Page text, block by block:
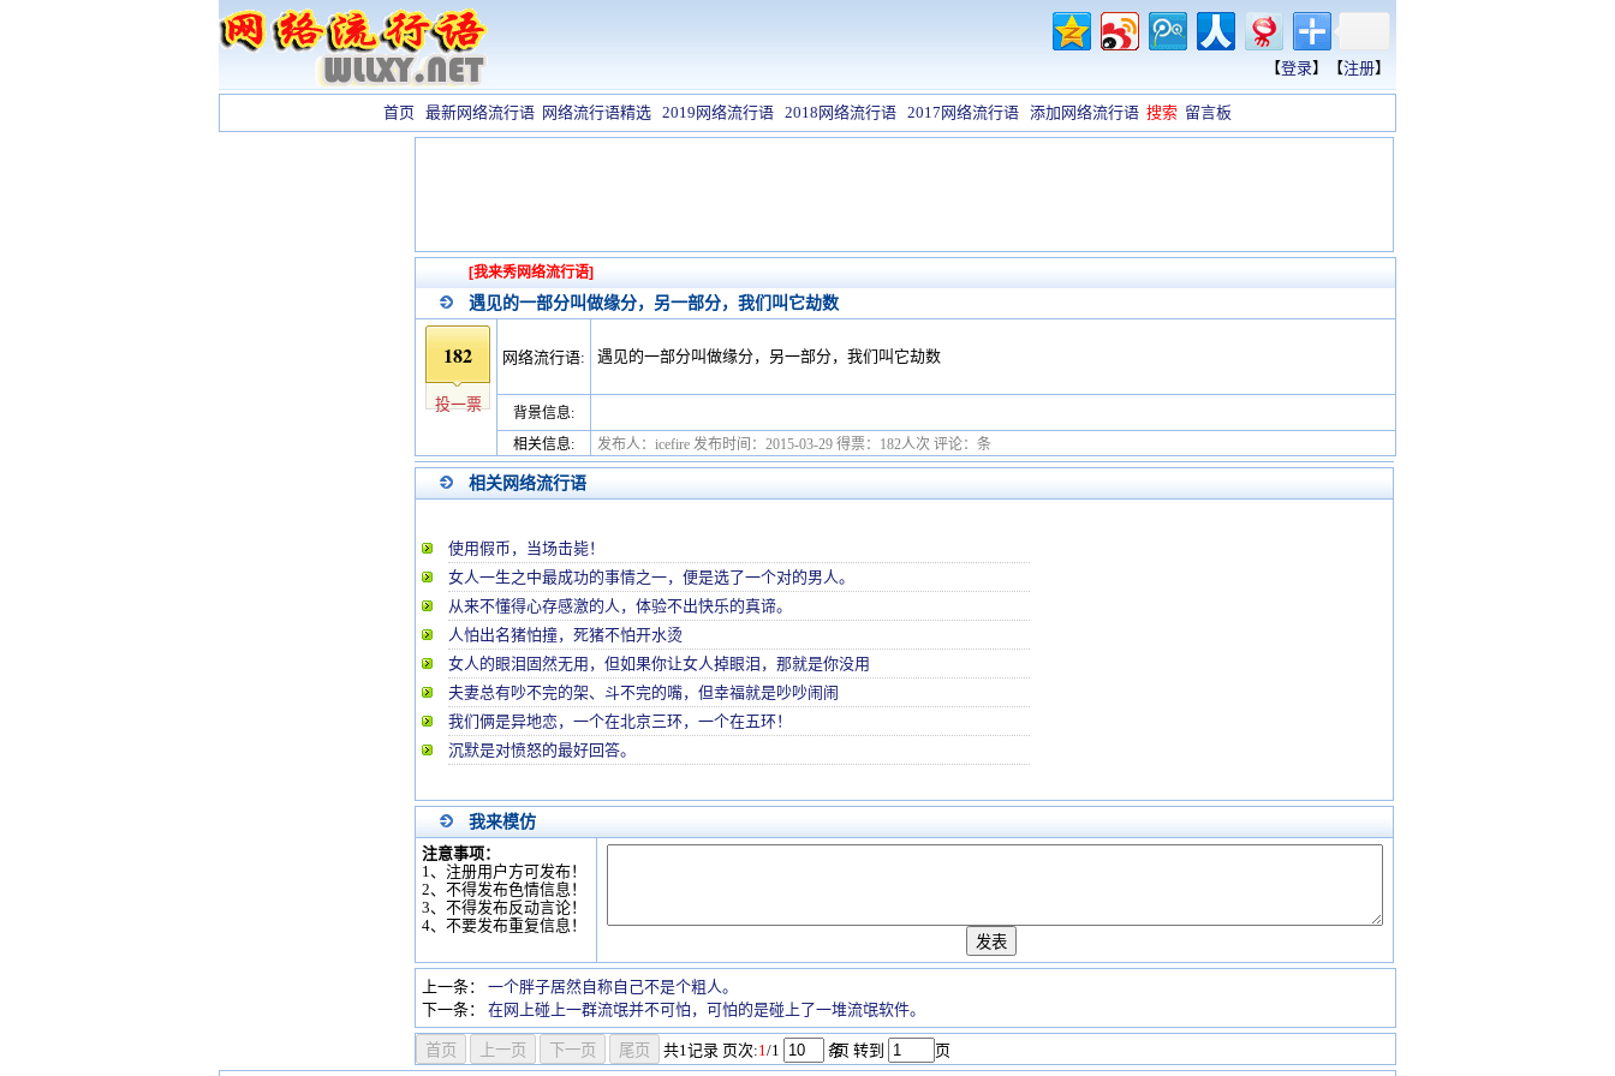
【登录】【注册】
首页 最新网络流行语 网络流行语精选 2019网络流行语 2018网络流行语 2017网络流行语 添加网络流行语 搜索 留言板
[我来秀网络流行语]
遇见的一部分叫做缘分，另一部分，我们叫它劫数
182
投一票
网络流行语: 遇见的一部分叫做缘分，另一部分，我们叫它劫数
背景信息:
相关信息:
发布人：icefire 发布时间：2015-03-29 得票：182人次 评论：条
相关网络流行语
使用假币，当场击毙！
女人一生之中最成功的事情之一，便是选了一个对的男人。
从来不懂得心存感激的人，体验不出快乐的真谛。
人怕出名猪怕撞，死猪不怕开水烫
女人的眼泪固然无用，但如果你让女人掉眼泪，那就是你没用
夫妻总有吵不完的架、斗不完的嘴，但幸福就是吵吵闹闹
我们俩是异地恋，一个在北京三环，一个在五环！
沉默是对愤怒的最好回答。
我来模仿
注意事项：
1、注册用户方可发布！
2、不得发布色情信息！
3、不得发布反动言论！
4、不要发布重复信息！
上一条：
一个胖子居然自称自己不是个粗人。
下一条：
在网上碰上一群流氓并不可怕，可怕的是碰上了一堆流氓软件。
共1记录 页次:1/1 条
/页 转到 页